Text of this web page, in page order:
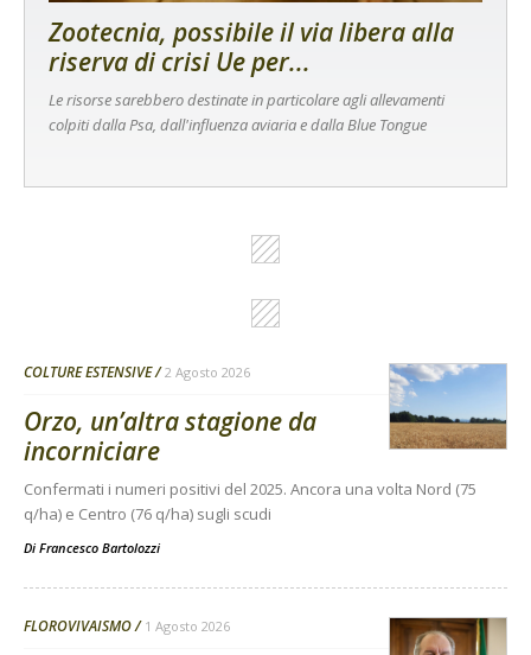
Zootecnia, possibile il via libera alla
riserva di crisi Ue per...
Le risorse sarebbero destinate in particolare agli allevamenti
colpiti dalla Psa, dall'influenza aviaria e dalla Blue Tongue
COLTURE ESTENSIVE 2 Agosto 2026
Orzo, un’altra stagione da
incorniciare
Confermati i numeri positivi del 2025. Ancora una volta Nord (75
q/ha) e Centro (76 q/ha) sugli scudi
Di Francesco Bartolozzi
FLOROVIVAISMO 1 Agosto 2026